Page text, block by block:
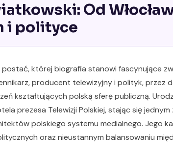
Od
i polityce
której biografia stanowi fascynujące
producent telewizyjny i polityk, przez
kształtujących polską sferę publiczną.
prezesa Telewizji Polskiej, stając się
polskiego systemu medialnego. Jego
oraz nieustannym balansowaniu